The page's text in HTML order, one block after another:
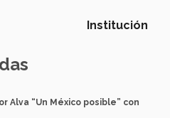
Institución
Alva “Un México posible” con